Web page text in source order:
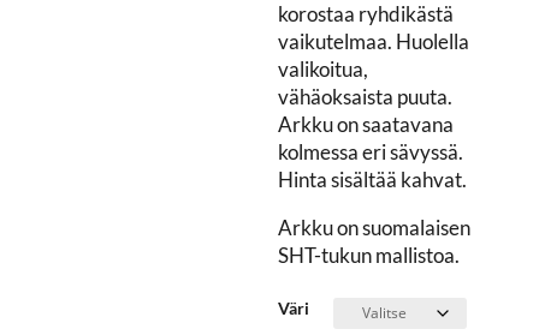
korostaa ryhdikästä
vaikutelmaa. Huolella
valikoitua,
vähäoksaista puuta.
Arkku on saatavana
kolmessa eri sävyssä.
Hinta sisältää kahvat.
Arkku on suomalaisen
SHT-tukun mallistoa.
Väri